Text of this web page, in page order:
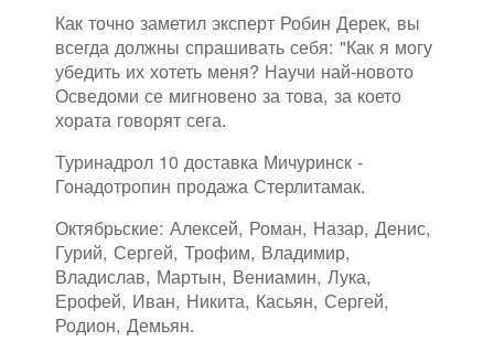
Как точно заметил эксперт Робин Дерек, вы
всегда должны спрашивать себя: "Как я могу
убедить их хотеть меня? Научи най-новото
Осведоми се мигновено за това, за което
хората говорят сега.
Туринадрол 10 доставка Мичуринск -
Гонадотропин продажа Стерлитамак.
Октябрьские: Алексей, Роман, Назар, Денис,
Гурий, Сергей, Трофим, Владимир,
Владислав, Мартын, Вениамин, Лука,
Ерофей, Иван, Никита, Касьян, Сергей,
Родион, Демьян.